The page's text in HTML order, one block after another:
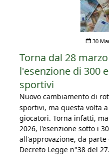
30
Torna dal 28
l'esenzione di 300
sportivi
Nuovo cambiamento di
sportivi, ma questa volta
giocatori. Torna infatti,
2026, l'esenzione sotto i
all'approvazione, da
Decreto Legge n°38 del